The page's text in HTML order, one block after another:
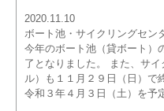
2020.11.10
ボート池・サイクリングセン
今年のボート池（貸ボート）
了となりました。 また、サ
ル）も１１月２９日（日）で
令和３年４月３日（土）を予